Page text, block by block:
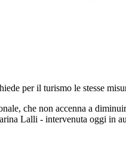
per il turismo le stesse
che non accenna a
Lalli - intervenuta oggi in